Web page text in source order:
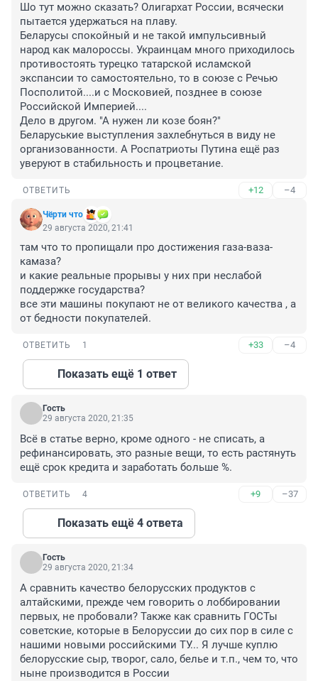
Шо тут можно сказать? Олигархат России, всячески
пытается удержаться на плаву.
Беларусы спокойный и не такой импульсивный
народ как малороссы. Украинцам много приходилось
противостоять турецко татарской исламской
экспансии то самостоятельно, то в союзе с Речью
Посполитой....и с Московией, позднее в союзе
Российской Империей....
Дело в другом. "А нужен ли козе боян?"
Беларуськие выступления захлебнуться в виду не
организованности. А Роспатриоты Путина ещё раз
уверуют в стабильность и процветание.
ОТВЕТИТЬ +12 –4
Чёрти что
29 августа 2020, 21:41
там что то пропищали про достижения газа-ваза-
камаза?
и какие реальные прорывы у них при неслабой
поддержке государства?
все эти машины покупают не от великого качества , а
от бедности покупателей.
ОТВЕТИТЬ 1 +33 –4
Показать ещё 1 ответ
Гость
29 августа 2020, 21:35
Всё в статье верно, кроме одного - не списать, а
рефинансировать, это разные вещи, то есть растянуть
ещё срок кредита и заработать больше %.
ОТВЕТИТЬ 4 +9 –37
Показать ещё 4 ответа
Гость
29 августа 2020, 21:34
А сравнить качество белорусских продуктов с
алтайскими, прежде чем говорить о лоббировании
первых, не пробовали? Также как сравнить ГОСТы
советские, которые в Белоруссии до сих пор в силе с
нашими новыми российскими ТУ... Я лучше куплю
белорусские сыр, творог, сало, белье и т.п., чем то, что
ныне производится в России